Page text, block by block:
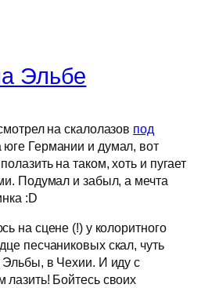
Эльбе
на скалолазов под
юге Германии и думал, вот
на таком, хоть и пугает
Подумал и забыл, а мечта
:D
на сцене (!) у колоритного
песчаниковых скал, чуть
в Чехии. И иду с
лазить! Бойтесь своих